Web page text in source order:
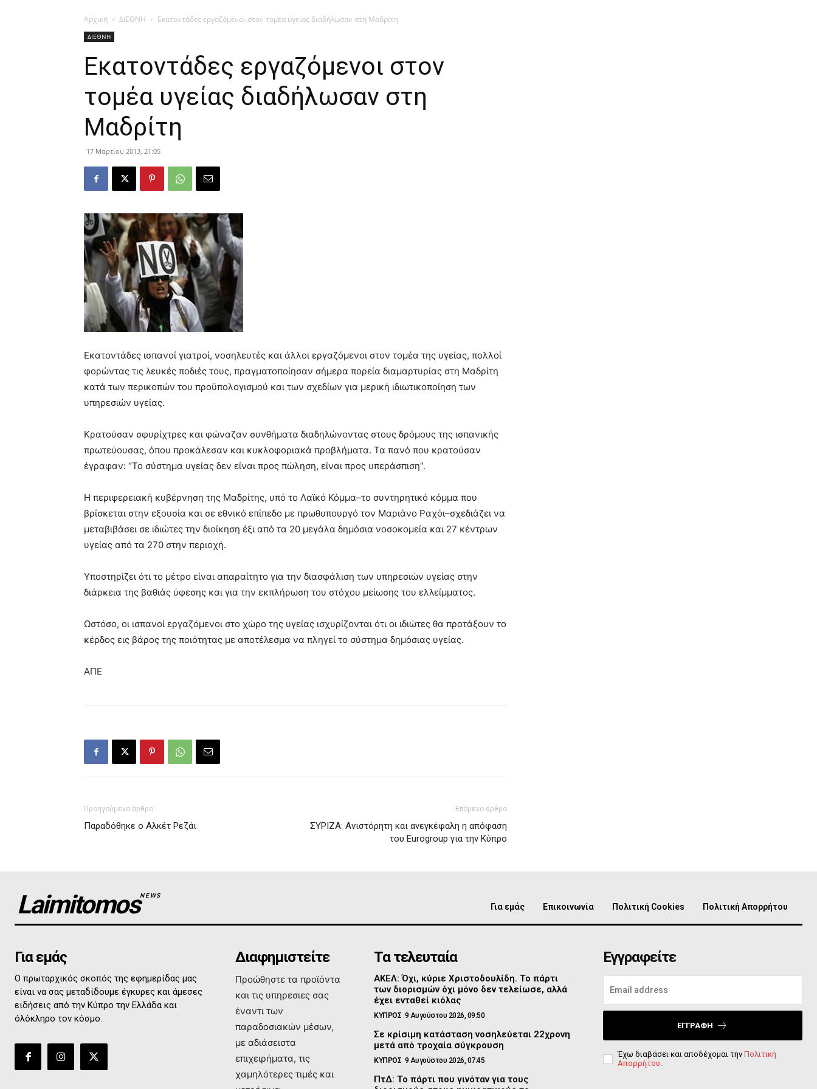
Αρχική ΔΙΕΘΝΗ Εκατοντάδες εργαζόμενοι στον τομέα υγείας διαδήλωσαν στη Μαδρίτη
ΔΙΕΘΝΗ
Εκατοντάδες εργαζόμενοι στον
τομέα υγείας διαδήλωσαν στη
Μαδρίτη
17 Μαρτίου 2013, 21:05
Εκατοντάδες ισπανοί γιατροί, νοσηλευτές και άλλοι εργαζόμενοι στον τομέα της υγείας, πολλοί
φορώντας τις λευκές ποδιές τους, πραγματοποίησαν σήμερα πορεία διαμαρτυρίας στη Μαδρίτη
κατά των περικοπών του προϋπολογισμού και των σχεδίων για μερική ιδιωτικοποίηση των
υπηρεσιών υγείας.
Κρατούσαν σφυρίχτρες και φώναζαν συνθήματα διαδηλώνοντας στους δρόμους της ισπανικής
πρωτεύουσας, όπου προκάλεσαν και κυκλοφοριακά προβλήματα. Τα πανό που κρατούσαν
έγραφαν: “Το σύστημα υγείας δεν είναι προς πώληση, είναι προς υπεράσπιση”.
Η περιφερειακή κυβέρνηση της Μαδρίτης, υπό το Λαϊκό Κόμμα–το συντηρητικό κόμμα που
βρίσκεται στην εξουσία και σε εθνικό επίπεδο με πρωθυπουργό τον Μαριάνο Ραχόι–σχεδιάζει να
μεταβιβάσει σε ιδιώτες την διοίκηση έξι από τα 20 μεγάλα δημόσια νοσοκομεία και 27 κέντρων
υγείας από τα 270 στην περιοχή.
Υποστηρίζει ότι το μέτρο είναι απαραίτητο για την διασφάλιση των υπηρεσιών υγείας στην
διάρκεια της βαθιάς ύφεσης και για την εκπλήρωση του στόχου μείωσης του ελλείμματος.
Ωστόσο, οι ισπανοί εργαζόμενοι στο χώρο της υγείας ισχυρίζονται ότι οι ιδιώτες θα προτάξουν το
κέρδος εις βάρος της ποιότητας με αποτέλεσμα να πληγεί το σύστημα δημόσιας υγείας.
ΑΠΕ
Προηγούμενο άρθρο
Παραδόθηκε ο Αλκέτ Ρεζάι
Επόμενο άρθρο
ΣΥΡΙΖΑ: Ανιστόρητη και ανεγκέφαλη η απόφαση
του Eurogroup για την Κύπρο
LaimitomosNEWS
Για εμάς Επικοινωνία Πολιτική Cookies Πολιτική Απορρήτου
Για εμάς
Ο πρωταρχικός σκοπός της εφημερίδας μας
είναι να σας μεταδίδουμε έγκυρες και άμεσες
ειδήσεις από την Κύπρο την Ελλάδα και
όλόκληρο τον κόσμο.
Διαφημιστείτε
Προώθηστε τα προϊόντα
και τις υπηρεσιες σας
έναντι των
παραδοσιακών μέσων,
με αδιάσειστα
επιχειρήματα, τις
χαμηλότερες τιμές και
Τα τελευταία
ΑΚΕΛ: Όχι, κύριε Χριστοδουλίδη. Το πάρτι
των διορισμών όχι μόνο δεν τελείωσε, αλλά
έχει ενταθεί κιόλας
ΚΥΠΡΟΣ 9 Αυγούστου 2026, 09:50
Σε κρίσιμη κατάσταση νοσηλεύεται 22χρονη
μετά από τροχαία σύγκρουση
ΚΥΠΡΟΣ 9 Αυγούστου 2026, 07:45
ΠτΔ: Το πάρτι που γινόταν για τους
Εγγραφείτε
ΕΓΓΡΑΦΉ
Έχω διαβάσει και αποδέχομαι την Πολιτική
Απορρήτου.